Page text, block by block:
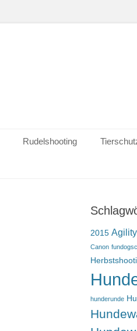
Rudelshooting
2015 Agility
Canon
hunderunde